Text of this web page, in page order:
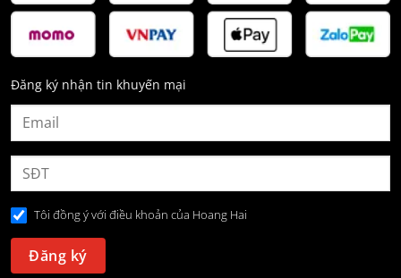
Đăng ký nhận tin khuyến mại
Tôi đồng ý với điều khoản của Hoang Hai